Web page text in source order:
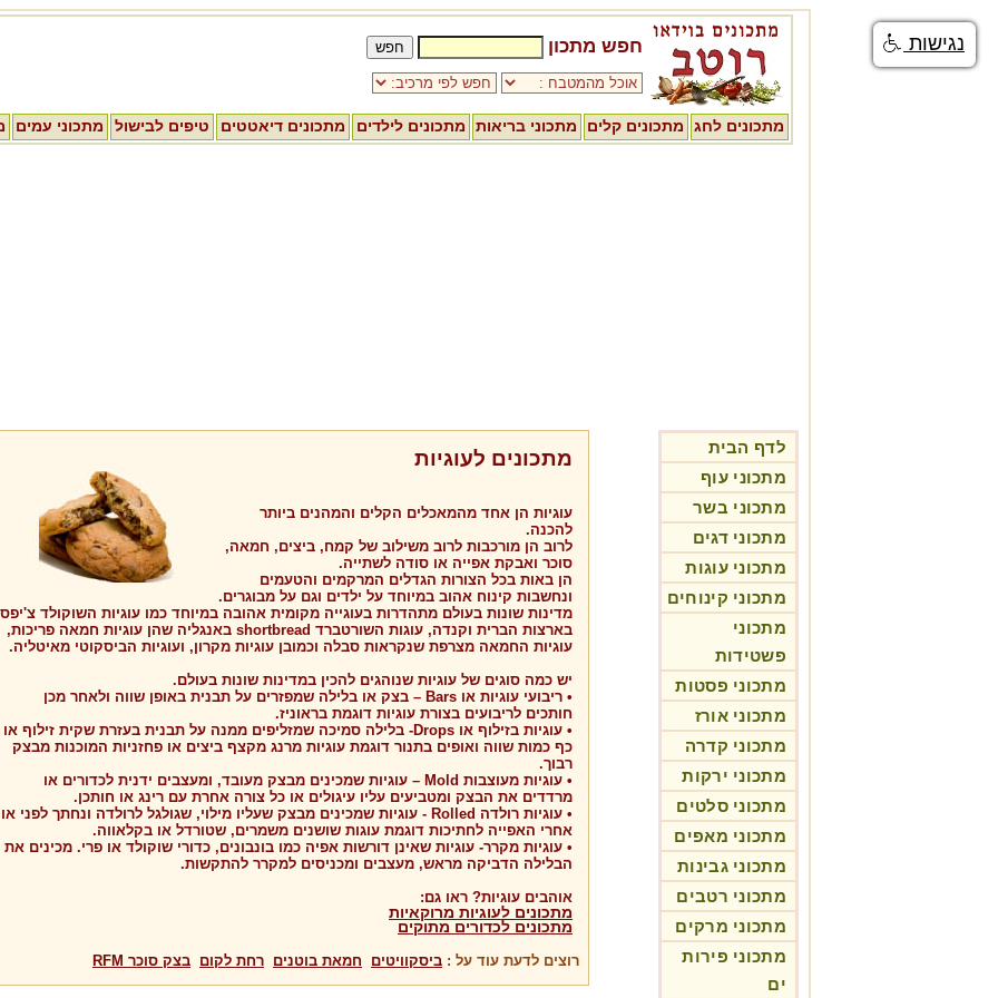
חפש מתכון
מתכונים לחג מתכונים קלים מתכוני בריאות מתכונים לילדים מתכונים דיאטטים טיפים לבישול מתכוני עמים
לדף הבית
מתכוני עוף
מתכוני בשר
מתכוני דגים
מתכוני עוגות
מתכוני קינוחים
מתכוני
פשטידות
מתכוני פסטות
מתכוני אורז
מתכוני קדרה
מתכוני ירקות
מתכוני סלטים
מתכוני מאפים
מתכוני גבינות
מתכוני רטבים
מתכוני מרקים
מתכוני פירות
ים
מתכונים לעוגיות
עוגיות הן אחד מהמאכלים הקלים והמהנים ביותר
להכנה.
לרוב הן מורכבות לרוב משילוב של קמח, ביצים, חמאה,
סוכר ואבקת אפייה או סודה לשתייה.
הן באות בכל הצורות הגדלים המרקמים והטעמים
ונחשבות קינוח אהוב במיוחד על ילדים וגם על מבוגרים.
מדינות שונות בעולם מתהדרות בעוגייה מקומית אהובה במיוחד כמו עוגיות השוקולד צ'יפס
בארצות הברית וקנדה, עוגות השורטברד shortbread באנגליה שהן עוגיות חמאה פריכות,
עוגיות החמאה מצרפת שנקראות סבלה וכמובן עוגיות מקרון, ועוגיות הביסקוטי מאיטליה.
יש כמה סוגים של עוגיות שנוהגים להכין במדינות שונות בעולם.
• ריבועי עוגיות או Bars – בצק או בלילה שמפזרים על תבנית באופן שווה ולאחר מכן
חותכים לריבועים בצורת עוגיות דוגמת בראוניז.
• עוגיות בזילוף או Drops- בלילה סמיכה שמזליפים ממנה על תבנית בעזרת שקית זילוף או
כף כמות שווה ואופים בתנור דוגמת עוגיות מרנג מקצף ביצים או פחזניות המוכנות מבצק
רבוך.
• עוגיות מעוצבות Mold – עוגיות שמכינים מבצק מעובד, ומעצבים ידנית לכדורים או
מרדדים את הבצק ומטביעים עליו עיגולים או כל צורה אחרת עם רינג או חותכן.
• עוגיות רולדה Rolled - עוגיות שמכינים מבצק שעליו מילוי, שגולגל לרולדה ונחתך לפני או
אחרי האפייה לחתיכות דוגמת עוגות שושנים משמרים, שטורדל או בקלאווה.
• עוגיות מקרר- עוגיות שאינן דורשות אפיה כמו בונבונים, כדורי שוקולד או פרי. מכינים את
הבלילה הדביקה מראש, מעצבים ומכניסים למקרר להתקשות.
אוהבים עוגיות? ראו גם:
מתכונים לעוגיות מרוקאיות
מתכונים לכדורים מתוקים
רוצים לדעת עוד על : ביסקוויטים חמאת בוטנים רחת לקום בצק סוכר RFM
נגישות